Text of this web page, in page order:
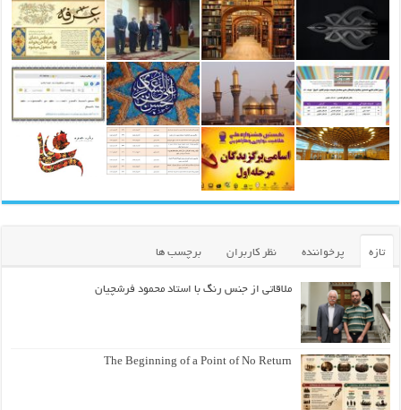
تازه پرخواننده نظر کاربران برچسب ها
ملاقاتی از جنس رنگ با استاد محمود فرشچیان
The Beginning of a Point of No Return